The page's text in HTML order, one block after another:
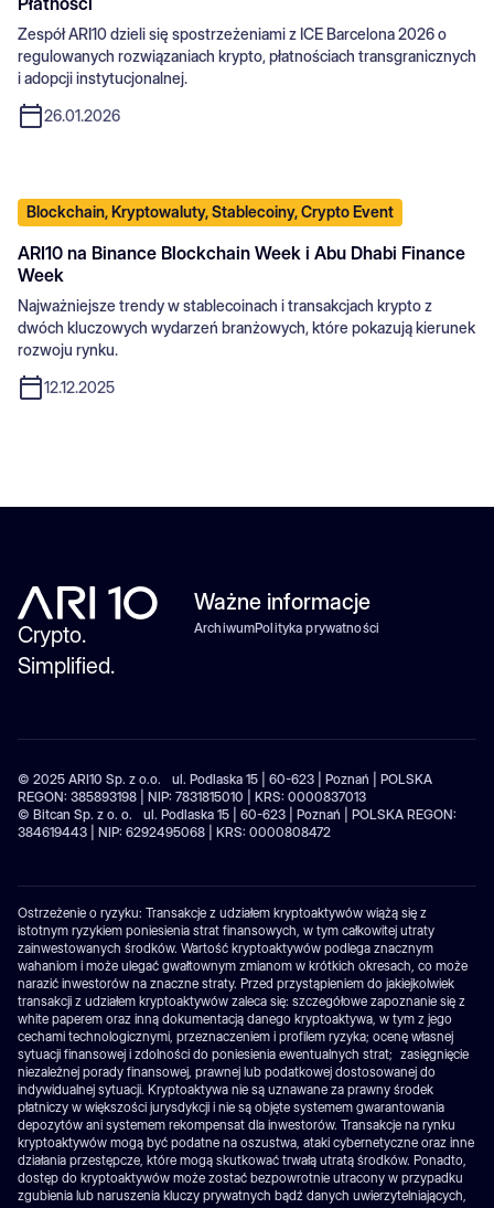
Zespół ARI10 dzieli się spostrzeżeniami z ICE Barcelona 2026 o
regulowanych rozwiązaniach krypto, płatnościach transgranicznych
i adopcji instytucjonalnej.
26.01.2026
Blockchain, Kryptowaluty, Stablecoiny, Crypto Event
ARI10 na Binance Blockchain Week i Abu Dhabi Finance
Week
Najważniejsze trendy w stablecoinach i transakcjach krypto z
dwóch kluczowych wydarzeń branżowych, które pokazują kierunek
rozwoju rynku.
12.12.2025
Crypto.
Simplified.
Ważne informacje
ArchiwumPolityka prywatności
© 2025 ARI10 Sp. z o.o. ul. Podlaska 15 | 60-623 | Poznań | POLSKA
REGON: 385893198 | NIP: 7831815010 | KRS: 0000837013
© Bitcan Sp. z o. o. ul. Podlaska 15 | 60-623 | Poznań | POLSKA REGON:
384619443 | NIP: 6292495068 | KRS: 0000808472
Ostrzeżenie o ryzyku: Transakcje z udziałem kryptoaktywów wiążą się z
istotnym ryzykiem poniesienia strat finansowych, w tym całkowitej utraty
zainwestowanych środków. Wartość kryptoaktywów podlega znacznym
wahaniom i może ulegać gwałtownym zmianom w krótkich okresach, co może
narazić inwestorów na znaczne straty. Przed przystąpieniem do jakiejkolwiek
transakcji z udziałem kryptoaktywów zaleca się: szczegółowe zapoznanie się z
white paperem oraz inną dokumentacją danego kryptoaktywa, w tym z jego
cechami technologicznymi, przeznaczeniem i profilem ryzyka; ocenę własnej
sytuacji finansowej i zdolności do poniesienia ewentualnych strat; zasięgnięcie
niezależnej porady finansowej, prawnej lub podatkowej dostosowanej do
indywidualnej sytuacji. Kryptoaktywa nie są uznawane za prawny środek
płatniczy w większości jurysdykcji i nie są objęte systemem gwarantowania
depozytów ani systemem rekompensat dla inwestorów. Transakcje na rynku
kryptoaktywów mogą być podatne na oszustwa, ataki cybernetyczne oraz inne
działania przestępcze, które mogą skutkować trwałą utratą środków. Ponadto,
dostęp do kryptoaktywów może zostać bezpowrotnie utracony w przypadku
zgubienia lub naruszenia kluczy prywatnych bądź danych uwierzytelniających,